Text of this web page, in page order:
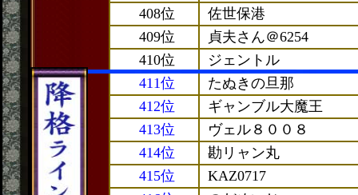
408位
佐世保港
409位
貞夫さん＠6254
410位
ジェントル
411位
たぬきの旦那
412位
ギャンブル大魔王
413位
ヴェル８００８
414位
勘リャン丸
415位
KAZ0717